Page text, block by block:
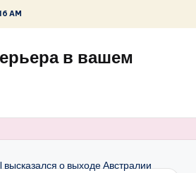
AM
в вашем